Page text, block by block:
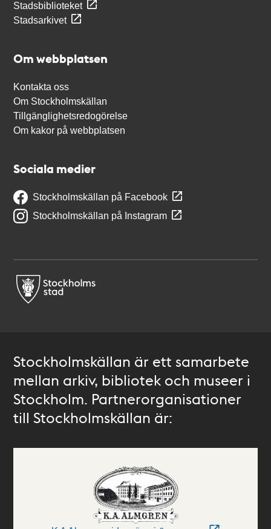
Stadsbiblioteket
Stadsarkivet
Om webbplatsen
Kontakta oss
Om Stockholmskällan
Tillgänglighetsredogörelse
Om kakor på webbplatsen
Sociala medier
Stockholmskällan på Facebook
Stockholmskällan på Instagram
Stockholmskällan är ett samarbete
mellan arkiv, bibliotek och museer i
Stockholm. Partnerorganisationer
till Stockholmskällan är: